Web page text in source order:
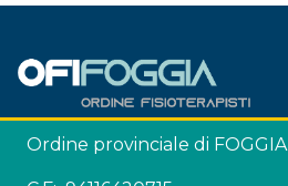
Ordine provinciale di FOGGIA